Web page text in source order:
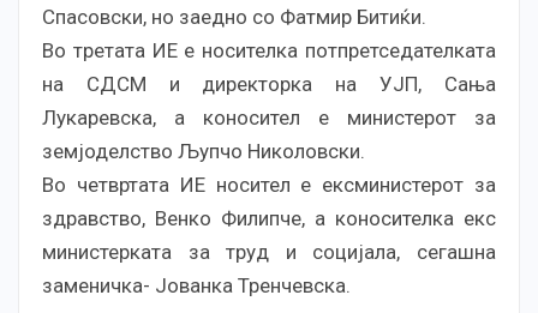
Спасовски, но заедно со Фатмир Битиќи.
Во третата ИЕ е носителка потпретседателката
на СДСМ и директорка на УЈП, Сања
Лукаревска, а коносител е министерот за
земјоделство Љупчо Николовски.
Во четвртата ИЕ носител е ексминистерот за
здравство, Венко Филипче, а коносителка екс
министерката за труд и социјала, сегашна
заменичка- Јованка Тренчевска.